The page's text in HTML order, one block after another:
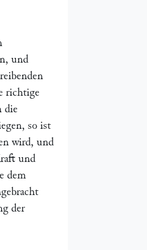
und
richtige
die
so ist
wird, und
und
dem
der